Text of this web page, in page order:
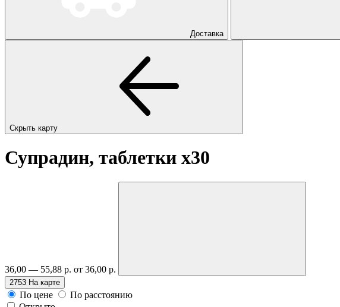
Доставка
Скрыть карту
Супрадин, таблетки x30
36,00 — 55,88 р. от 36,00 р.
2753 На карте
По цене
По расстоянию